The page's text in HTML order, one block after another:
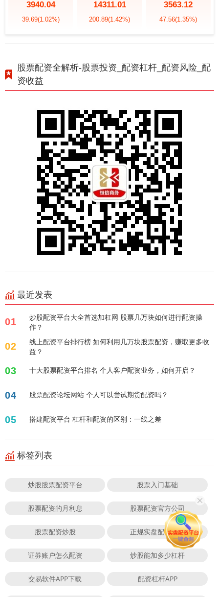
3940.04
39.69(1.02%)
14311.01
200.89(1.42%)
3563.12
47.56(1.35%)
股票配资全解析-股票投资_配资杠杆_配资风险_配
资收益
最近发表
01
炒股配资平台大全首选加杠网 股票几万块如何进行配资操
作？
02
线上配资平台排行榜 如何利用几万块股票配资，赚取更多收
益？
03 十大股票配资平台排名 个人客户配资业务，如何开启？
04 股票配资论坛网站 个人可以尝试期货配资吗？
05 搭建配资平台 杠杆和配资的区别：一线之差
标签列表
炒股股票配资平台 股票入门基础
股票配资的月利息 股票配资官方公司
股票配资炒股 正规实盘配资平台
证券账户怎么配资 炒股能加多少杠杆
交易软件APP下载 配资杠杆APP